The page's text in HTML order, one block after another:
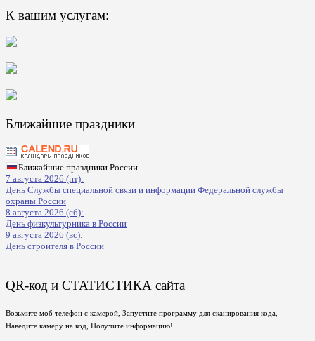
К вашим услугам:
Ближайшие праздники
Ближайшие праздники России
7 августа 2026 (пт):
День Службы специальной связи и информации Федеральной службы
охраны России
8 августа 2026 (сб):
День физкультурника в России
9 августа 2026 (вс):
День строителя в России
QR-код и СТАТИСТИКА сайта
Возьмите моб телефон с камерой, Запустите программу для сканирования кода,
Наведите камеру на код, Получите информацию!